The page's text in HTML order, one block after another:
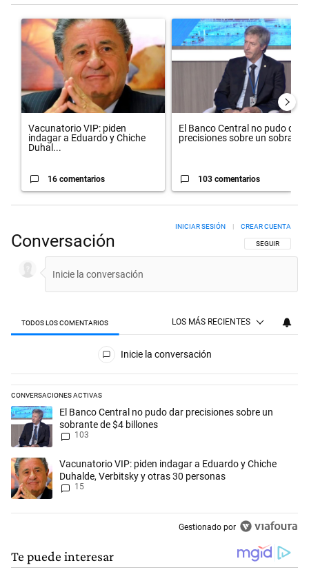
Un artículo de tendencia con el título "Vacunatorio VIP: piden
Vacunatorio VIP: piden
indagar a Eduardo y Chiche
Duhal...
16 comentarios
Un artículo de tendencia con el
El Banco Central no pudo dar
precisiones sobre un sobra...
103 comentarios
Conversación SIGA ESTA
SEGUIR
INICIAR SESIÓN CREAR CUENTA
TODOS LOS COMENTARIOS LOS MÁS RECIENTES
Todos los comentarios
Inicie la conversación
CONVERSACIONES ACTIVAS
Este listado muestra los artículos con más comentarios en los
Un artículo de tendencia con el título "El Banco Central no pudo dar
El Banco Central no pudo dar precisiones sobre un
sobrante de $4 billones
103
Un artículo de tendencia con el título "Vacunatorio VIP: piden
Vacunatorio VIP: piden indagar a Eduardo y Chiche
Duhalde, Verbitsky y otras 30 personas
15
Gestionado por